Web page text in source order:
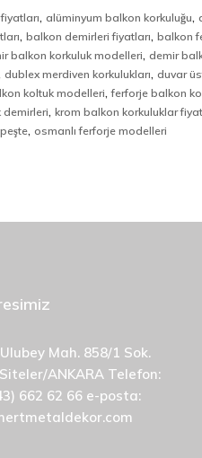
,alüminyum balkon korkuluğu,
,balkon demirleri fiyatları,balkon
balkon korkuluk modelleri,demir
dublex merdiven korkulukları,duvar
koltuk modelleri,ferforje balkon
demirleri,krom balkon korkuluklar
, osmanlı ferforje modelleri
Mah. 858/1 Sok.
ANKARA Telefon:
662 62 66 e-posta: